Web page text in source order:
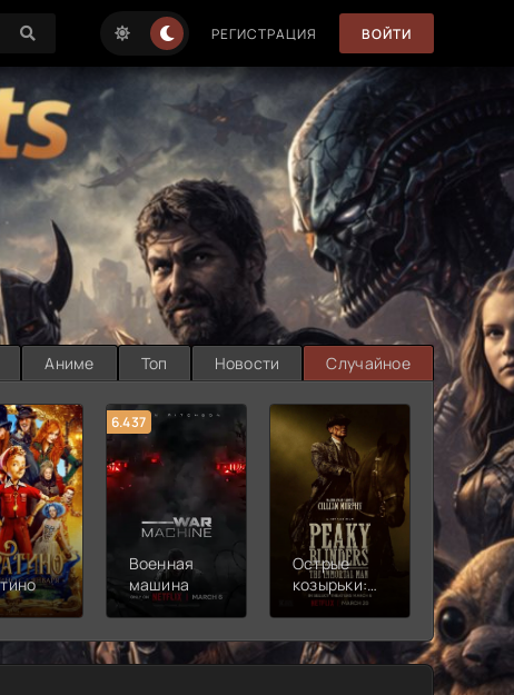
РЕГИСТРАЦИЯ ВОЙТИ
Аниме Топ Новости Случайное
6.437
Военная
машина
Острые
козырьки:
Бессмертный
7.187
2